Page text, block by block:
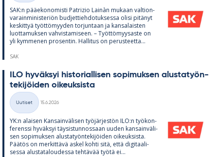
SAK:n pää­e­ko­no­misti Pat­rizio Lainàn mu­kaan val­tion­
va­rain­mi­nis­te­riön bud­jet­tieh­do­tuk­sessa olisi pi­tä­nyt
kes­kit­tyä työt­tö­myy­den tor­jun­taan ja kan­sa­lais­ten
luot­ta­muk­sen vah­vis­ta­mi­seen. – Työt­tö­myy­saste on
yli kym­me­nen pro­sen­tin. Hal­li­tus on pe­rus­teetta...
SAK
ILO hy­väk­syi his­to­rial­li­sen so­pi­muk­sen alus­ta­työn­
te­ki­jöi­den oi­keuk­sista
Kategoriat
Uutiset
15.6.2026
YK:n alai­sen Kan­sain­vä­li­sen työ­jär­jes­tön ILO:n työ­kon­
fe­renssi hy­väk­syi täy­sis­tun­nos­saan uu­den kan­sain­vä­li­
sen so­pi­muk­sen alus­ta­työn­te­ki­jöi­den oi­keuk­sista.
Pää­tös on mer­kit­tävä as­kel kohti sitä, että di­gi­taa­li­
sessa alus­ta­ta­lou­dessa teh­tä­vää työtä ei...